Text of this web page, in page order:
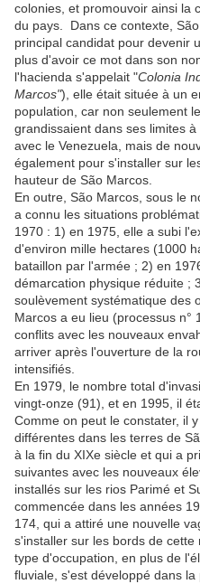
colonies, et promouvoir ainsi la
du pays. Dans ce contexte,
principal candidat pour devenir
plus d'avoir ce mot dans son
l'hacienda s'appelait "Colonia
Marcos"), elle était située à un
population, car non seulement
grandissaient dans ses limites
avec le Venezuela, mais de
également pour s'installer sur
hauteur de São Marcos.
En outre, São Marcos, sous le
a connu les situations
1970 : 1) en 1975, elle a subi
d'environ mille hectares (1000
bataillon par l'armée ; 2) en
démarcation physique réduite ;
soulèvement systématique des
Marcos a eu lieu (processus n°
conflits avec les nouveaux
arriver après l'ouverture de la
intensifiés.
En 1979, le nombre total
vingt-onze (91), et en 1995, il
Comme on peut le constater, il
différentes dans les terres de
à la fin du XIXe siècle et qui a
suivantes avec les nouveaux
installés sur les rios Parimé et
commencée dans les années
174, qui a attiré une nouvelle
s'installer sur les bords de
type d'occupation, en plus de
fluviale, s'est développé dans